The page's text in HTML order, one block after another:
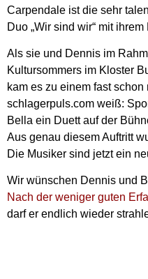
Carpendale ist die sehr
Duo „Wir sind wir“ mit ihrem
Als sie und Dennis im
Kultursommers im Kloster
kam es zu einem fast
schlagerpuls.com weiß:
Bella ein Duett auf der
Aus genau diesem Auftritt
Die Musiker sind jetzt ein
Wir wünschen Dennis und
Nach der weniger guten
darf er endlich wieder